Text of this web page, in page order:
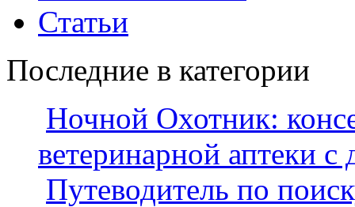
Статьи
Последние в категории
Ночной Охотник:
ветеринарной аптеки с
Путеводитель по